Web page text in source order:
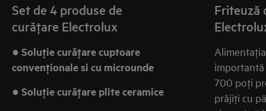
Set de 4 produse de
curăţare Electrolux
● Soluţie curăţare cuptoare
convenţionale si cu microunde
● Soluţie curăţare plite ceramice
Friteuză
importantă
700 poţi
prăjiţi cu